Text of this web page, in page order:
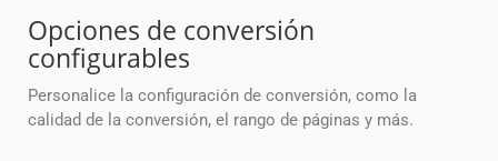
Opciones de conversión
configurables
Personalice la configuración de conversión, como la
calidad de la conversión, el rango de páginas y más.